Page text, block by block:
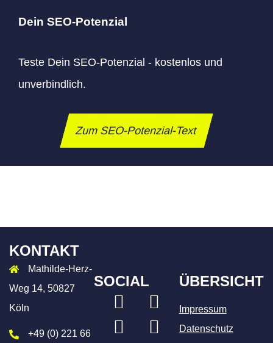
Dein SEO-Potenzial
Teste Dein SEO-Potenzial - kostenlos und
unverbindlich.
Zum SEO-Potenzial-Text
KONTAKT
Mathilde-Herz-
Weg 14, 50827
Köln
+49 (0) 221 66
SOCIAL
LinkedIn
Instagram
ÜBERSICHT
Impressum
Datenschutz